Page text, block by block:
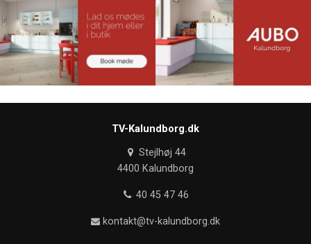
TV-Kalundborg.dk
Stejlhøj 44
4400 Kalundborg
40 45 47 46
kontakt@tv-kalundborg.dk